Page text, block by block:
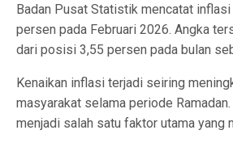
Badan Pusat Statistik mencatat inflasi
persen pada Februari 2026. Angka
dari posisi 3,55 persen pada bulan
Kenaikan inflasi terjadi seiring
masyarakat selama periode
menjadi salah satu faktor utama yang